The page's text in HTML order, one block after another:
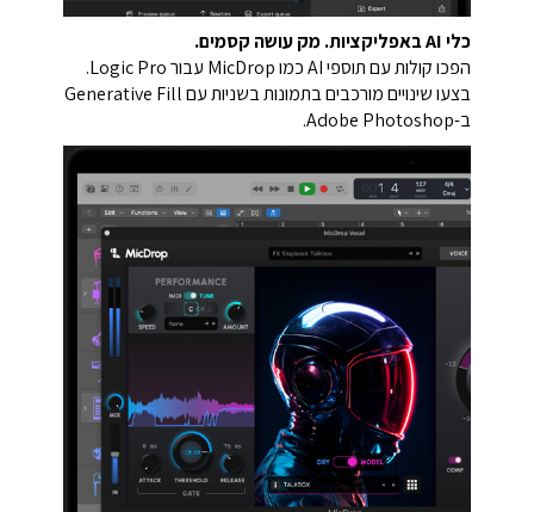
כלי AI באפליקציות. מק עושה קסמים.
הפכו קולות עם תוספי AI כמו MicDrop עבור Logic Pro.
בצעו שינויים מורכבים בתמונות בשניות עם Generative Fill
ב-Adobe Photoshop.